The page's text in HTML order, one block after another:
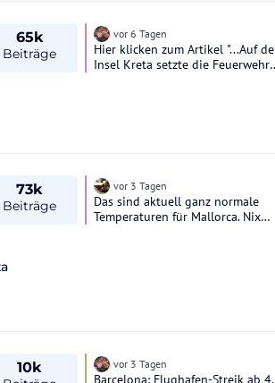
65k
Beiträge
vor 6 Tagen
Hier klicken zum Artikel "...Auf der
Insel Kreta setzte die Feuerwehr
jederzeit wieder anfachen
könnte...."
73k
Beiträge
vor 3 Tagen
Das sind aktuell ganz normale
Temperaturen für Mallorca. Nix
10k vor 3 Tagen
Barcelona: Flughafen-Streik ab 4.